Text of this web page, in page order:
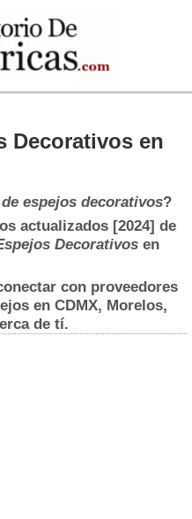
Decorativos en
espejos decorativos?
actualizados [2024] de
Decorativos en
con proveedores
en CDMX, Morelos,
de tí.